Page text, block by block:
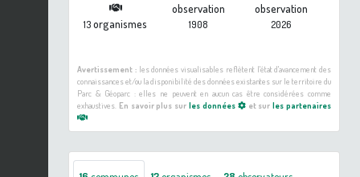
13organismes
observation
1908
observation
2026
Avertissement :les données visualisables reflètent l'état d'avancement des
connaissances et/ou la disponibilité des données existantes sur le territoire du
Parc & Géoparc : elles ne peuvent en aucun cas être considérées comme
exhaustives. En savoir plus sur les données et surles partenaires